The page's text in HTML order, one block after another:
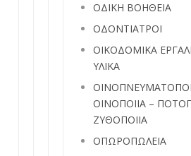
ΟΔΙΚΗ ΒΟΗΘΕΙΑ
ΟΔΟΝΤΙΑΤΡΟΙ
ΟΙΚΟΔΟΜΙΚΑ
ΥΛΙΚΑ
ΟΙΝΟΠΟΙΙΑ –
ΖΥΘΟΠΟΙΙΑ
ΟΠΩΡΟΠΩΛΕΙΑ